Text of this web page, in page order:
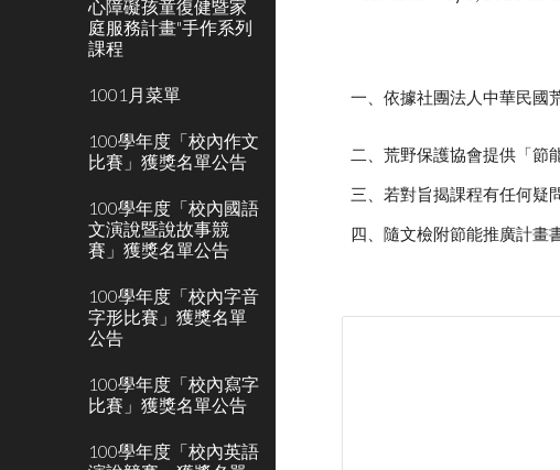
心障礙孩童復健暨家
庭服務計畫"手作系列
課程
1001月菜單
100學年度「校內作文
比賽」獲獎名單公告
100學年度「校內國語
文演說暨說故事競
賽」獲獎名單公告
100學年度「校內字音
字形比賽」獲獎名單
公告
100學年度「校內寫字
比賽」獲獎名單公告
100學年度「校內英語
一、依據社團法人中華民國
二、荒野保護協會提供「節
三、若對旨揭課程有任何疑
四、隨文檢附節能推廣計畫